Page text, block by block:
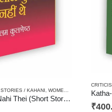
TRIBAL LITERATURE / AADIVASI
STORIES / KAHANI WOMEN DISCOURSE / STRI VIMARSH
Vahan Lal Gulab Nahi Thei (Short Stories)वहां लाल गुलाब नहीं थे (कहानी संग्रह)
₹